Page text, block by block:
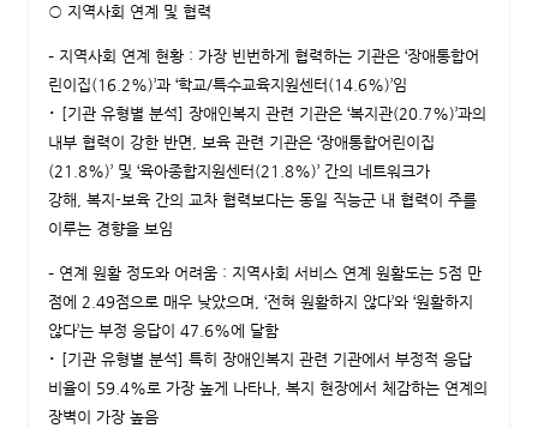
○ 지역사회 연계 및 협력
– 지역사회 연계 현황 : 가장 빈번하게 협력하는 기관은 ‘장애통합어
린이집(16.2%)’과 ‘학교/특수교육지원센터(14.6%)’임
･ [기관 유형별 분석] 장애인복지 관련 기관은 ‘복지관(20.7%)’과의
내부 협력이 강한 반면, 보육 관련 기관은 ‘장애통합어린이집
(21.8%)’ 및 ‘육아종합지원센터(21.8%)’ 간의 네트워크가
강해, 복지-보육 간의 교차 협력보다는 동일 직능군 내 협력이 주를
이루는 경향을 보임
– 연계 원활 정도와 어려움 : 지역사회 서비스 연계 원활도는 5점 만
점에 2.49점으로 매우 낮았으며, ‘전혀 원활하지 않다’와 ‘원활하지
않다’는 부정 응답이 47.6%에 달함
･ [기관 유형별 분석] 특히 장애인복지 관련 기관에서 부정적 응답
비율이 59.4%로 가장 높게 나타나, 복지 현장에서 체감하는 연계의
장벽이 가장 높음